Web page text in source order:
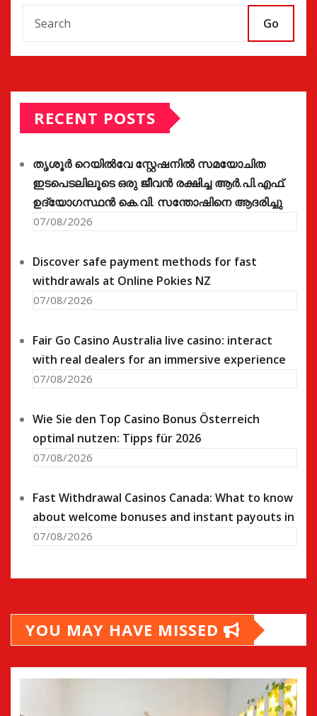
Go
RECENT POSTS
തൃശൂർ റെയിൽവേ സ്റ്റേഷനിൽ സമയോചിത
ഇടപെടലിലൂടെ ഒരു ജീവൻ രക്ഷിച്ച ആർ.പി.എഫ്.
ഉദ്യോഗസ്ഥൻ കെ.വി. സന്തോഷിനെ ആദരിച്ചു
07/08/2026
Discover safe payment methods for fast
withdrawals at Online Pokies NZ
07/08/2026
Fair Go Casino Australia live casino: interact
with real dealers for an immersive experience
07/08/2026
Wie Sie den Top Casino Bonus Österreich
optimal nutzen: Tipps für 2026
07/08/2026
Fast Withdrawal Casinos Canada: What to know
about welcome bonuses and instant payouts in
07/08/2026
YOU MAY HAVE MISSED